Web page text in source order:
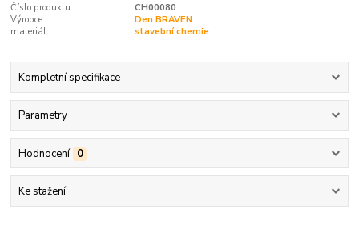
Číslo produktu:
CH00080
Výrobce:
Den BRAVEN
materiál:
stavební chemie
Kompletní specifikace
Parametry
Hodnocení 0
Ke stažení